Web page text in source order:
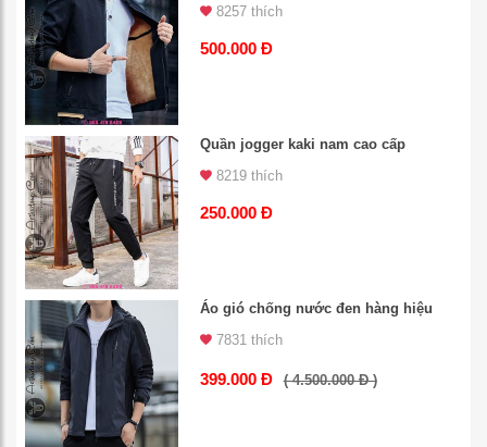
8257 thích
500.000 Đ
Quần jogger kaki nam cao cấp
8219 thích
250.000 Đ
Áo gió chống nước đen hàng hiệu
7831 thích
399.000 Đ ( 4.500.000 Đ )